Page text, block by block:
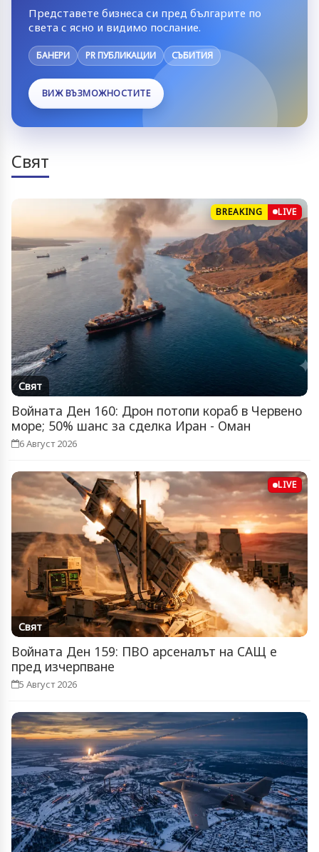
Представете бизнеса си пред българите по
света с ясно и видимо послание.
БАНЕРИ PR ПУБЛИКАЦИИ СЪБИТИЯ
ВИЖ ВЪЗМОЖНОСТИТЕ
Свят
BREAKING LIVE
Свят
Войната Ден 160: Дрон потопи кораб в Червено
море; 50% шанс за сделка Иран - Оман
6 Август 2026
LIVE
Свят
Войната Ден 159: ПВО арсеналът на САЩ е
пред изчерпване
5 Август 2026